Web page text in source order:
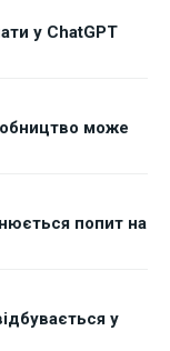
у ChatGPT
може
попит на
у